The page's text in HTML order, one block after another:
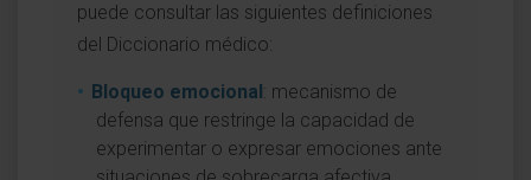
puede consultar las siguientes definiciones
del Diccionario médico:
Bloqueo emocional: mecanismo de
defensa que restringe la capacidad de
experimentar o expresar emociones ante